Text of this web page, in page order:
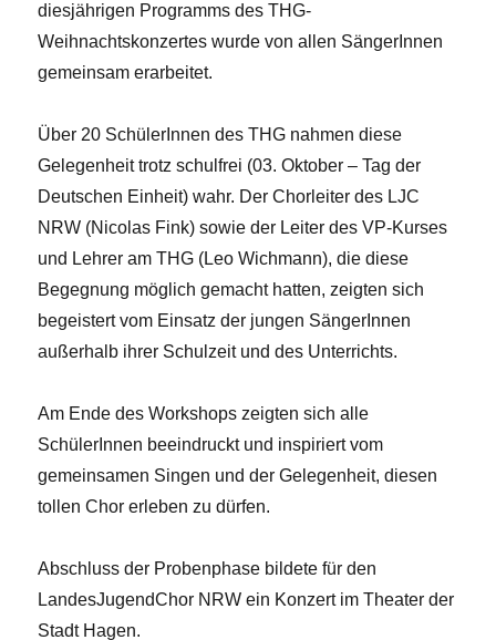
diesjährigen Programms des THG-
Weihnachtskonzertes wurde von allen SängerInnen
gemeinsam erarbeitet.
Über 20 SchülerInnen des THG nahmen diese
Gelegenheit trotz schulfrei (03. Oktober – Tag der
Deutschen Einheit) wahr. Der Chorleiter des LJC
NRW (Nicolas Fink) sowie der Leiter des VP-Kurses
und Lehrer am THG (Leo Wichmann), die diese
Begegnung möglich gemacht hatten, zeigten sich
begeistert vom Einsatz der jungen SängerInnen
außerhalb ihrer Schulzeit und des Unterrichts.
Am Ende des Workshops zeigten sich alle
SchülerInnen beeindruckt und inspiriert vom
gemeinsamen Singen und der Gelegenheit, diesen
tollen Chor erleben zu dürfen.
Abschluss der Probenphase bildete für den
LandesJugendChor NRW ein Konzert im Theater der
Stadt Hagen.